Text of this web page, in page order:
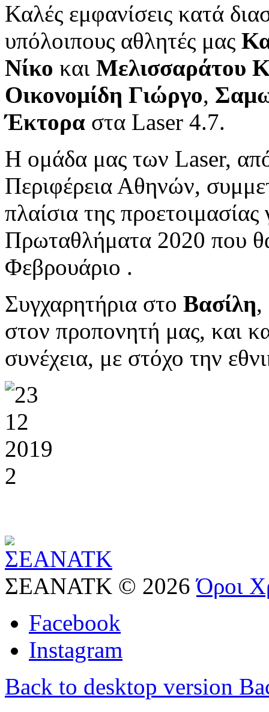
Καλές εμφανίσεις κατά
υπόλοιπους αθλητές μας
Νίκο και Μελισσαράτου
Οικονομίδη Γιώργο,
Έκτορα στα Laser 4.7.
Η ομάδα μας των Laser, από
Περιφέρεια Αθηνών,
πλαίσια της
Πρωταθλήματα 2020 που
Φεβρουάριο .
Συγχαρητήρια στο Βασίλη,
στον προπονητή μας, και
συνέχεια, με στόχο την
ΣΕΑΝΑΤΚ © 2026 Όροι
Facebook
Instagram
Back to desktop version